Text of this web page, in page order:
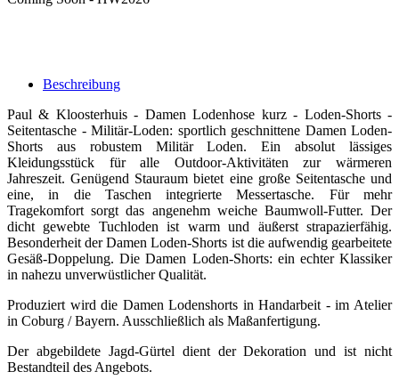
Beschreibung
Paul & Kloosterhuis - Damen Lodenhose kurz - Loden-Shorts -
Seitentasche - Militär-Loden: sportlich geschnittene Damen Loden-
Shorts aus robustem Militär Loden. Ein absolut lässiges
Kleidungsstück für alle Outdoor-Aktivitäten zur wärmeren
Jahreszeit. Genügend Stauraum bietet eine große Seitentasche und
eine, in die Taschen integrierte Messertasche. Für mehr
Tragekomfort sorgt das angenehm weiche Baumwoll-Futter. Der
dicht gewebte Tuchloden ist warm und äußerst strapazierfähig.
Besonderheit der Damen Loden-Shorts ist die aufwendig gearbeitete
Gesäß-Doppelung. Die Damen Loden-Shorts: ein echter Klassiker
in nahezu unverwüstlicher Qualität.
Produziert wird die Damen Lodenshorts in Handarbeit - im Atelier
in Coburg / Bayern. Ausschließlich als Maßanfertigung.
Der abgebildete Jagd-Gürtel dient der Dekoration und ist nicht
Bestandteil des Angebots.